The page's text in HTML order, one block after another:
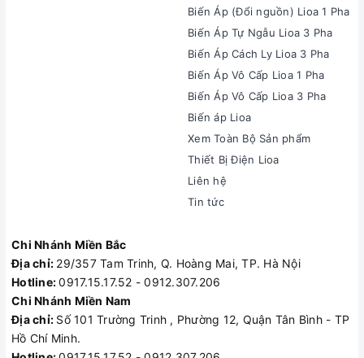
Biến Áp (Đổi nguồn) Lioa 1 Pha
Biến Áp Tự Ngẫu Lioa 3 Pha
Biến Áp Cách Ly Lioa 3 Pha
Biến Áp Vô Cấp Lioa 1 Pha
Biến Áp Vô Cấp Lioa 3 Pha
Biến áp Lioa
Xem Toàn Bộ Sản phẩm
Thiết Bị Điện Lioa
Liên hệ
Tin tức
Chi Nhánh Miền Bắc
Địa chỉ: 29/357 Tam Trinh, Q. Hoàng Mai, TP. Hà Nội
Hotline:0917.15.17.52 - 0912.307.206
Chi Nhánh Miền Nam
Địa chỉ: Số 101 Trường Trinh , Phường 12, Quận Tân Bình - TP
Hồ Chí Minh.